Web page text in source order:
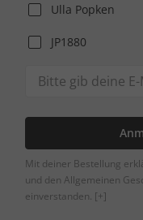
Ulla Popken
JP1880
Mit deiner Bestellung
und den Allgemeinen
einverstanden. [+]